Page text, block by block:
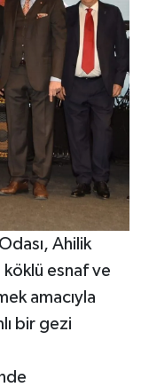
Ahilik
köklü esnaf ve
amacıyla
bir gezi